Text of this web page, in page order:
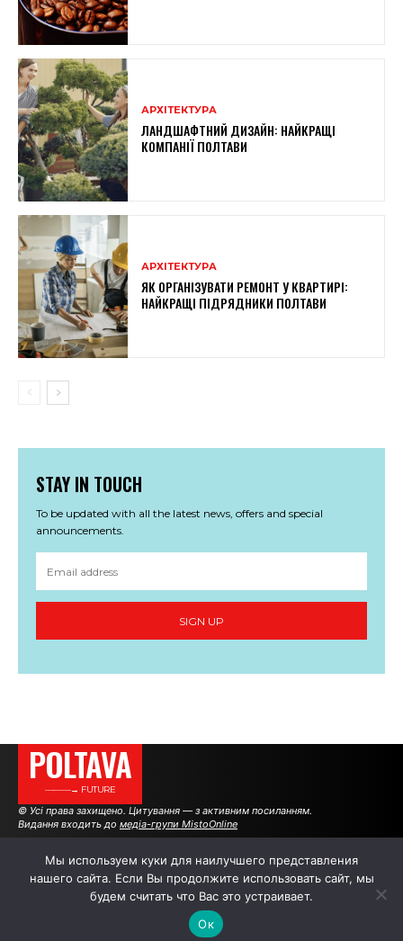
АРХІТЕКТУРА
ЛАНДШАФТНИЙ ДИЗАЙН: НАЙКРАЩІ
КОМПАНІЇ ПОЛТАВИ
АРХІТЕКТУРА
ЯК ОРГАНІЗУВАТИ РЕМОНТ У КВАРТИРІ:
НАЙКРАЩІ ПІДРЯДНИКИ ПОЛТАВИ
STAY IN TOUCH
To be updated with all the latest news, offers and special
announcements.
SIGN UP
POLTAVA
———→ FUTURE
© Усі права захищено. Цитування — з активним посиланням.
Видання входить до медіа-групи MistoOnline
АВТОРИ РЕКЛАМА НА САЙТІ
Мы используем куки для наилучшего представления
нашего сайта. Если Вы продолжите использовать сайт, мы
будем считать что Вас это устраивает.
Ок